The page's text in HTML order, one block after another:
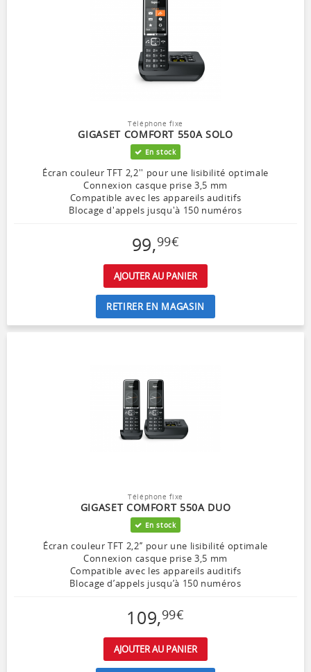
Téléphone fixe
GIGASET COMFORT 550A SOLO
En stock
Écran couleur TFT 2,2'' pour une lisibilité optimale
Connexion casque prise 3,5 mm
Compatible avec les appareils auditifs
Blocage d'appels jusqu'à 150 numéros
99,99€
AJOUTER AU PANIER
RETIRER EN MAGASIN
Téléphone fixe
GIGASET COMFORT 550A DUO
En stock
Écran couleur TFT 2,2’’ pour une lisibilité optimale
Connexion casque prise 3,5 mm
Compatible avec les appareils auditifs
Blocage d’appels jusqu’à 150 numéros
109,99€
AJOUTER AU PANIER